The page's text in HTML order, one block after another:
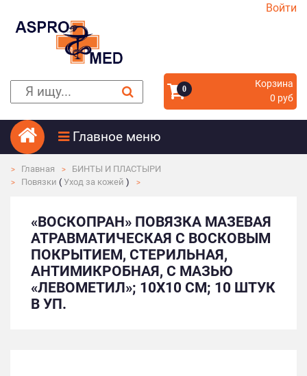
Войти
0
Корзина
0 руб
Главное меню
Главная
БИНТЫ И ПЛАСТЫРИ
Повязки ( Уход за кожей )
«ВОСКОПРАН» ПОВЯЗКА МАЗЕВАЯ
АТРАВМАТИЧЕСКАЯ С ВОСКОВЫМ
ПОКРЫТИЕМ, СТЕРИЛЬНАЯ,
АНТИМИКРОБНАЯ, С МАЗЬЮ
«ЛЕВОМЕТИЛ»; 10Х10 СМ; 10 ШТУК
В УП.